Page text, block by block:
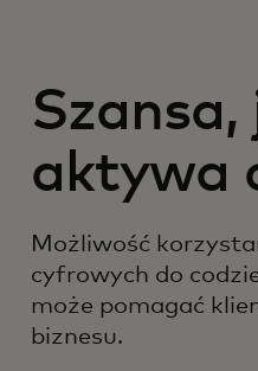
aktywa
Możliwość
cyfrowych do
może pomagać
biznesu.